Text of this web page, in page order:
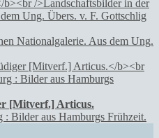
Nationalgalerie. Aus dem Ung.
[Mitverf.] Articus.
: Bilder aus Hamburgs Frühzeit.